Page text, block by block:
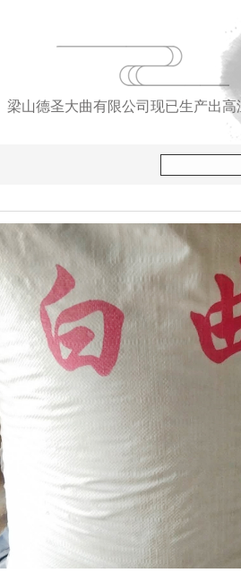
梁山德圣大曲有限公司现已生产出